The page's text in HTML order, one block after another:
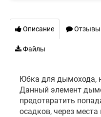
Описание Отзывы
Файлы
Юбка для дымохода,
Данный элемент
предотвратить
осадков, через